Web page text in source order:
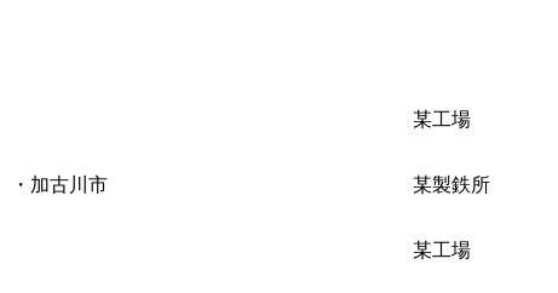
某工場
・加古川市
某製鉄所
某工場